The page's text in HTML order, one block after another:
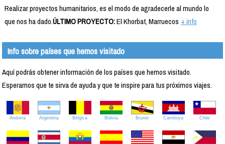
Realizar proyectos humanitarios, es el modo de agradecerle al mundo lo
que nos ha dado.ÚLTIMO PROYECTO:El Khorbat, Marruecos + info
Info sobre países que hemos visitado
Aquí podrás obtener información de los países que hemos visitado.
Esperamos que te sirva de ayuda y que te inspire para tus próximos viajes.
Andorra Argentina Bélgica Bolivia Brunei Camboya Chile